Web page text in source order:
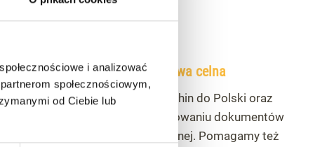
i analizować
społecznościowym,
od Ciebie lub
Transport i odprawa celna
Organizujemy transport z Chin do Polski oraz
wspieramy klienta w przygotowaniu dokumentów
potrzebnych do odprawy celnej. Pomagamy też